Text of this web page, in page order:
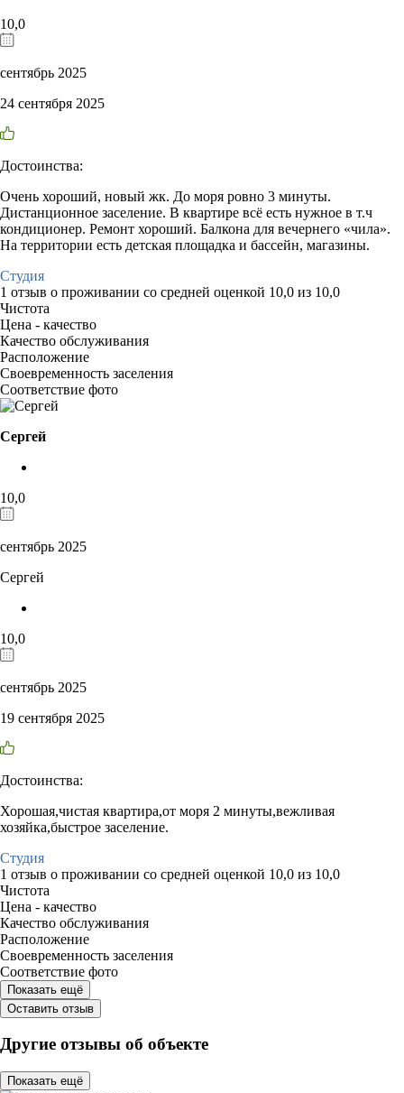
10,0
сентябрь 2025
24 сентября 2025
Достоинства:
Очень хороший, новый жк. До моря ровно 3 минуты.
Дистанционное заселение. В квартире всё есть нужное в т.ч
кондиционер. Ремонт хороший. Балкона для вечернего «чила».
На территории есть детская площадка и бассейн, магазины.
Студия
1 отзыв о проживании со средней оценкой 10,0 из 10,0
Чистота
Цена - качество
Качество обслуживания
Расположение
Своевременность заселения
Соответствие фото
Сергей
10,0
сентябрь 2025
Сергей
10,0
сентябрь 2025
19 сентября 2025
Достоинства:
Хорошая,чистая квартира,от моря 2 минуты,вежливая
хозяйка,быстрое заселение.
Студия
1 отзыв о проживании со средней оценкой 10,0 из 10,0
Чистота
Цена - качество
Качество обслуживания
Расположение
Своевременность заселения
Соответствие фото
Показать ещё
Оставить отзыв
Другие отзывы об объекте
Показать ещё